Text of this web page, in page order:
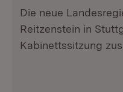
Die neue
Reitzenstein in
Kabinettssitzung